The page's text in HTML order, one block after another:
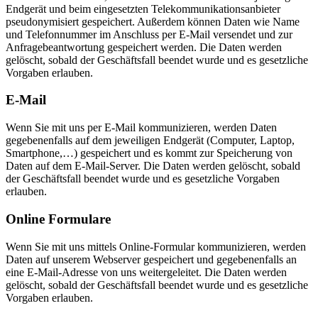
Endgerät und beim eingesetzten Telekommunikationsanbieter
pseudonymisiert gespeichert. Außerdem können Daten wie Name
und Telefonnummer im Anschluss per E-Mail versendet und zur
Anfragebeantwortung gespeichert werden. Die Daten werden
gelöscht, sobald der Geschäftsfall beendet wurde und es gesetzliche
Vorgaben erlauben.
E-Mail
Wenn Sie mit uns per E-Mail kommunizieren, werden Daten
gegebenenfalls auf dem jeweiligen Endgerät (Computer, Laptop,
Smartphone,…) gespeichert und es kommt zur Speicherung von
Daten auf dem E-Mail-Server. Die Daten werden gelöscht, sobald
der Geschäftsfall beendet wurde und es gesetzliche Vorgaben
erlauben.
Online Formulare
Wenn Sie mit uns mittels Online-Formular kommunizieren, werden
Daten auf unserem Webserver gespeichert und gegebenenfalls an
eine E-Mail-Adresse von uns weitergeleitet. Die Daten werden
gelöscht, sobald der Geschäftsfall beendet wurde und es gesetzliche
Vorgaben erlauben.